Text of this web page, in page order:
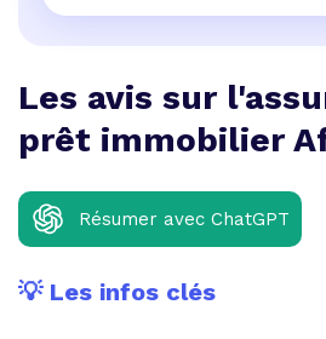
Les avis sur
prêt immobilier
Résumer avec ChatGPT
💡 Les infos clés